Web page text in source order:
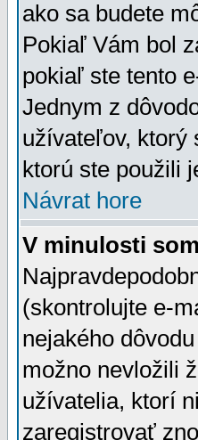
ako sa budete
Pokiaľ Vám bol
pokiaľ ste tento
Jednym z
užívateľov, ktorý
ktorú ste použili
Návrat hore
V minulosti
(skontrolujte e-
nejakého
možno nevložili
užívatelia, ktorí
zaregistrovať